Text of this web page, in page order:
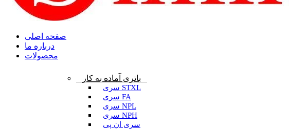
صفحه اصلی
درباره ما
محصولات
باتری آماده به کار
سری STXL
سری FA
سری NPL
سری NPH
سری ان پی